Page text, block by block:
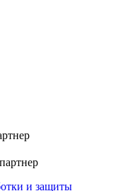
и защиты